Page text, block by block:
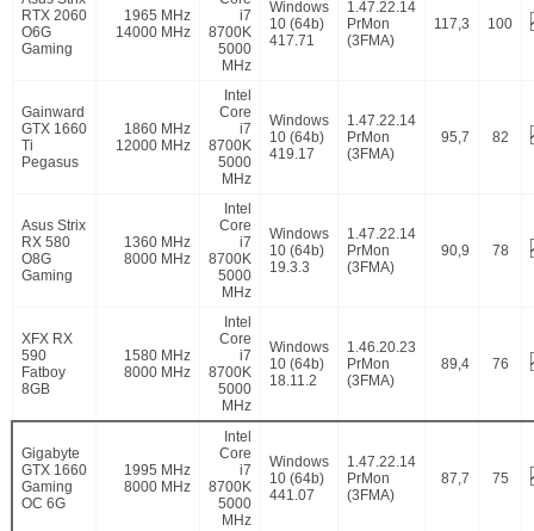
RTX 2060
O6G
Gaming
1965 MHz
14000 MHz
i7
8700K
5000
MHz
Windows
10 (64b)
417.71
1.47.22.14
PrMon
(3FMA)
117,3 100
Gainward
GTX 1660
Ti
Pegasus
1860 MHz
12000 MHz
Intel
Core
i7
8700K
5000
MHz
Windows
10 (64b)
419.17
1.47.22.14
PrMon
(3FMA)
95,7 82
Asus Strix
RX 580
O8G
Gaming
1360 MHz
8000 MHz
Intel
Core
i7
8700K
5000
MHz
Windows
10 (64b)
19.3.3
1.47.22.14
PrMon
(3FMA)
90,9 78
XFX RX
590
Fatboy
8GB
1580 MHz
8000 MHz
Intel
Core
i7
8700K
5000
MHz
Windows
10 (64b)
18.11.2
1.46.20.23
PrMon
(3FMA)
89,4 76
Gigabyte
GTX 1660
Gaming
OC 6G
1995 MHz
8000 MHz
Intel
Core
i7
8700K
5000
MHz
Windows
10 (64b)
441.07
1.47.22.14
PrMon
(3FMA)
87,7 75